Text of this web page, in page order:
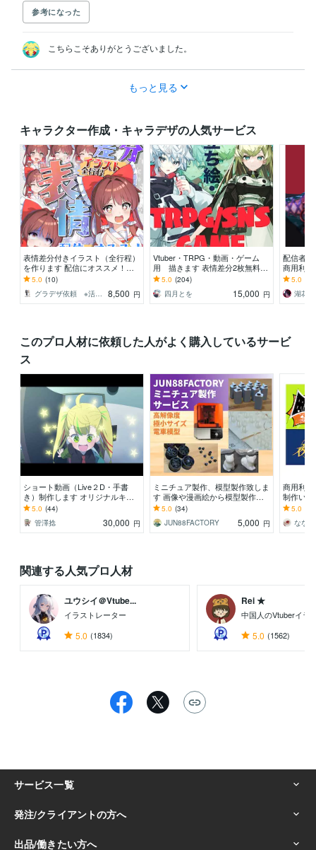
参考になった
こちらこそありがとうございました。
もっと見る
キャラクター作成・キャラデザの人気サービス
表情差分付きイラスト（全行程）
を作ります 配信にオススメ！演
出に合わせたイラストを全行程お
作りします！
5.0 (10)
グラデザ依頼 ※活動名（グラデザねっこ）
8,500 円
Vtuber・TRPG・動画・ゲーム
用 描きます 表情差分2枚無料付
き（腰上～全身制作の場合）
5.0 (204)
四月とを
15,000 円
配信者
商用利
さい
5.0
湖花
このプロ人材に依頼した人がよく購入しているサービ
ス
ショート動画（Live２D・手書
き）制作します オリジナルキャ
ラクターを動かしてみませんか？
5.0 (44)
管澤捻
30,000 円
ミニチュア製作、模型製作致しま
す 画像や漫画絵から模型製作致
します！！
5.0 (34)
JUN88FACTORY
5,000 円
商用利
制作い
ェクト
一週間
5.0
なな
関連する人気プロ人材
ユウシイ＠Vtube...
イラストレーター
5.0 (1834)
Rei ★
中国人のVtuberイラ
5.0 (1562)